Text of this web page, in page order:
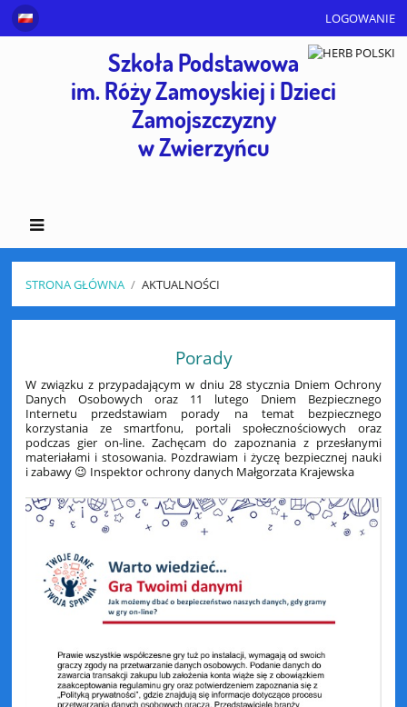
LOGOWANIE
Szkoła Podstawowa
im. Róży Zamoyskiej i Dzieci
Zamojszczyzny
w Zwierzyńcu
STRONA GŁÓWNA / AKTUALNOŚCI
Porady
W związku z przypadającym w dniu 28 stycznia Dniem Ochrony
Danych Osobowych oraz 11 lutego Dniem Bezpiecznego
Internetu przedstawiam porady na temat bezpiecznego
korzystania ze smartfonu, portali społecznościowych oraz
podczas gier on-line. Zachęcam do zapoznania z przesłanymi
materiałami i stosowania. Pozdrawiam i życzę bezpiecznej nauki
i zabawy 😉 Inspektor ochrony danych Małgorzata Krajewska